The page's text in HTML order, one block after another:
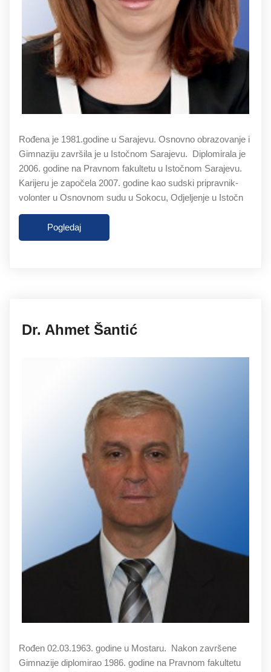
Rođena je 1981.godine u Sarajevu. Osnovno obrazovanje i
Gimnaziju završila je u Istočnom Sarajevu. Diplomirala je
2006. godine na Pravnom fakultetu u Istočnom Sarajevu.
Karijeru je započela 2007. godine kao sudski pripravnik-
volonter u Osnovnom sudu u Sokocu, Odjeljenje u Istočn
Pogledaj
Dr. Ahmet Šantić
Rođen 02.03.1963. godine u Mostaru. Nakon završene
Gimnazije diplomirao 1986. godine na Pravnom fakultetu